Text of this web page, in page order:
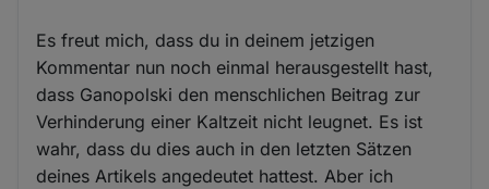
Es freut mich, dass du in deinem jetzigen
Kommentar nun noch einmal herausgestellt hast,
dass Ganopolski den menschlichen Beitrag zur
Verhinderung einer Kaltzeit nicht leugnet. Es ist
wahr, dass du dies auch in den letzten Sätzen
deines Artikels angedeutet hattest. Aber ich